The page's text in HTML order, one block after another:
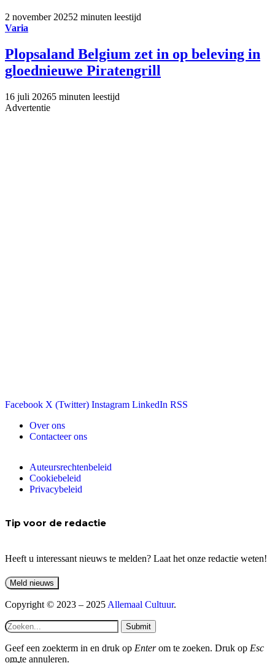
2 november 20252 minuten leestijd
Varia
Plopsaland Belgium zet in op beleving in
gloednieuwe Piratengrill
16 juli 20265 minuten leestijd
Advertentie
Facebook X (Twitter) Instagram LinkedIn RSS
Over ons
Contacteer ons
Auteursrechtenbeleid
Cookiebeleid
Privacybeleid
Tip voor de redactie
Heeft u interessant nieuws te melden? Laat het onze redactie weten!
Copyright © 2023 – 2025 Allemaal Cultuur.
Submit
Geef een zoekterm in en druk op Enterom te zoeken. Druk op Esc
om te annuleren.